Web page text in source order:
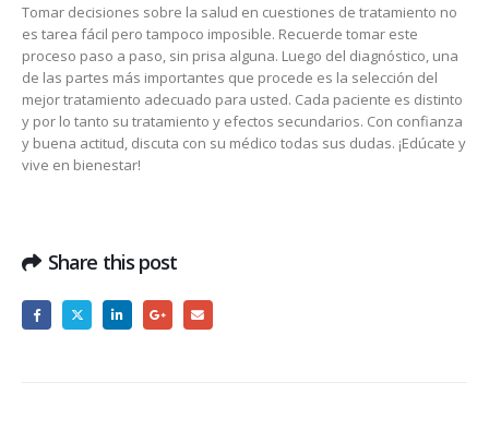
Tomar decisiones sobre la salud en cuestiones de tratamiento no
es tarea fácil pero tampoco imposible. Recuerde tomar este
proceso paso a paso, sin prisa alguna. Luego del diagnóstico, una
de las partes más importantes que procede es la selección del
mejor tratamiento adecuado para usted. Cada paciente es distinto
y por lo tanto su tratamiento y efectos secundarios. Con confianza
y buena actitud, discuta con su médico todas sus dudas. ¡Edúcate y
vive en bienestar!
Share this post